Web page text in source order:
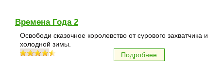
Времена Года 2
Освободи сказочное королевство от сурового захватчика и
холодной зимы.
Подробнее